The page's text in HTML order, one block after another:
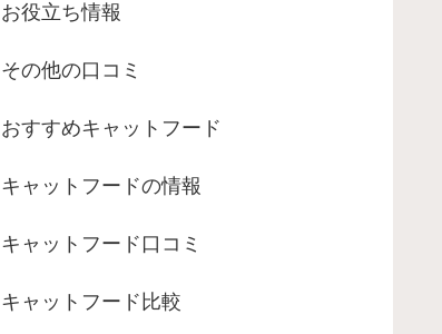
お役立ち情報
その他の口コミ
おすすめキャットフード
キャットフードの情報
キャットフード口コミ
キャットフード比較